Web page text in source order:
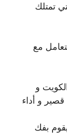
تمتلك
مع
و
و أداء
بفك